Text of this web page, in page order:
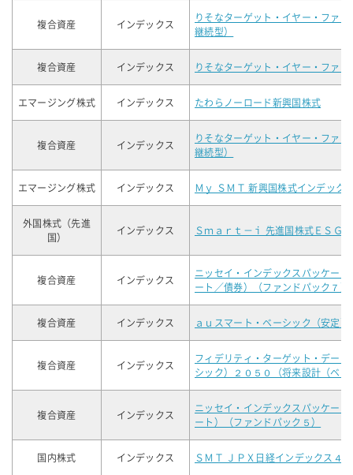
複合資産 インデックス
りそなターゲット・イヤー・ファ
継続型）
複合資産 インデックス りそなターゲット・イヤー・ファン
エマージング株式 インデックス たわらノーロード新興国株式
複合資産 インデックス
りそなターゲット・イヤー・ファ
継続型）
エマージング株式 インデックス Ｍｙ ＳＭＴ 新興国株式インデック
外国株式（先進
国）
インデックス Ｓｍａｒｔ－ｉ 先進国株式ＥＳＧ
複合資産 インデックス
ニッセイ・インデックスパッケー
ート／債券）（ファンドパック７）
複合資産 インデックス ａｕスマート・ベーシック（安定）
複合資産 インデックス
フィデリティ・ターゲット・デー
シック）２０５０（将来設計（ベー
複合資産 インデックス
ニッセイ・インデックスパッケー
ート）（ファンドパック５）
国内株式 インデックス ＳＭＴ ＪＰＸ日経インデックス４